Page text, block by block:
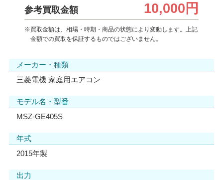
参考買取金額 10,000円
※買取金額は、相場・時期・商品の状態により変動します。上記
金額での買取を保証するものではございません。
メーカー・種類
三菱電機 家庭用エアコン
モデル名・型番
MSZ-GE405S
年式
2015年製
出力